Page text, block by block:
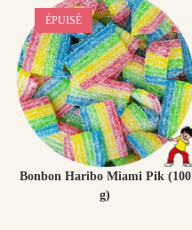
ÉPUISÉ
Bonbon Haribo Miami Pik (100
g)